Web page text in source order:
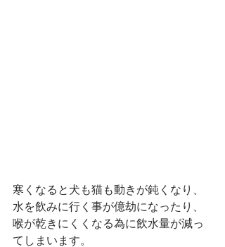
寒くなると犬も猫も動きが鈍くなり、
水を飲みに行く事が億劫になったり、
喉が乾きにくくなる為に飲水量が減っ
てしまいます。